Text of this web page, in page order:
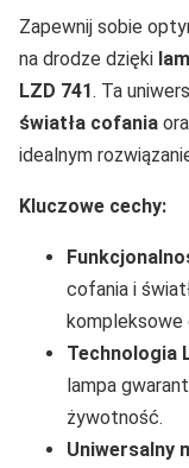
Zapewnij sobie
na drodze dzięki
LZD 741. Ta
światła cofania
idealnym
Kluczowe cechy:
cofania i
kompleksowe
Technologia
lampa
żywotność.
Uniwersalny